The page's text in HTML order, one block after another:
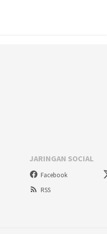
JARINGAN SOCIAL
Facebook
RSS